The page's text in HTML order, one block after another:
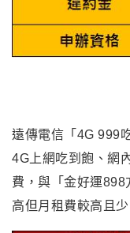
遠傳電信「4G 999
4G上網吃到飽、網
費，與「金好運898
高但月租費較高且